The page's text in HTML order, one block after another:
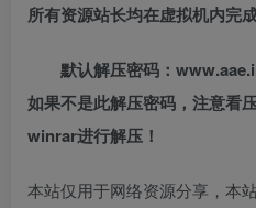
所有资源站长均在虚拟机内完
默认解压密码：
如果不是此解压密码，注意看
winrar进行解压！
本站仅用于网络资源分享，本